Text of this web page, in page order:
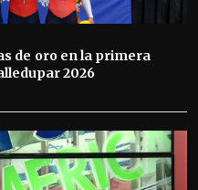
de oro en la primera
2026